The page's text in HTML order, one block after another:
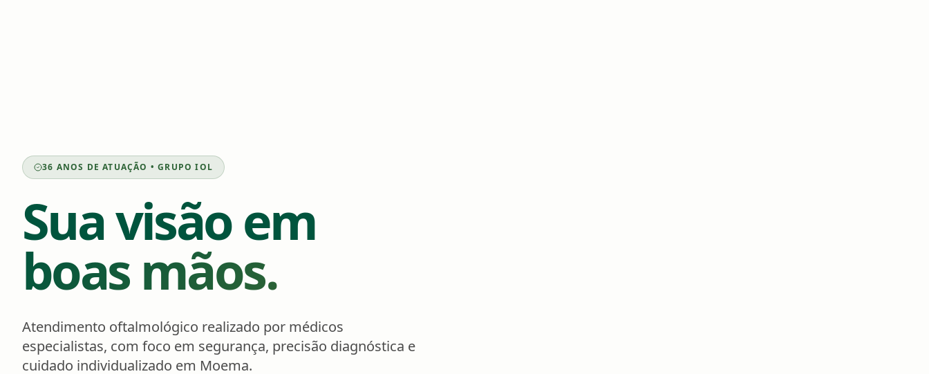
36 ANOS DE ATUAÇÃO • GRUPO IOL
Sua visão em
boas mãos.
Atendimento oftalmológico realizado por médicos
especialistas, com foco em segurança, precisão diagnóstica e
cuidado individualizado em Moema.